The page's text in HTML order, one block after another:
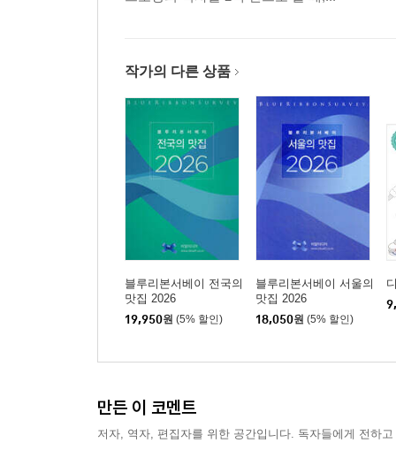
4부 찾아보기
음식종류별로 찾아보기
한식(민물어패류)
한식(어패류)
작가의 다른 상품
블루리본서베이 전국의
맛집 2026
19,950원 (5% 할인)
블루리본서베이 서울의
맛집 2026
18,050원 (5% 할인)
만든 이 코멘트
저자, 역자, 편집자를 위한 공간입니다. 독자들에게 전하